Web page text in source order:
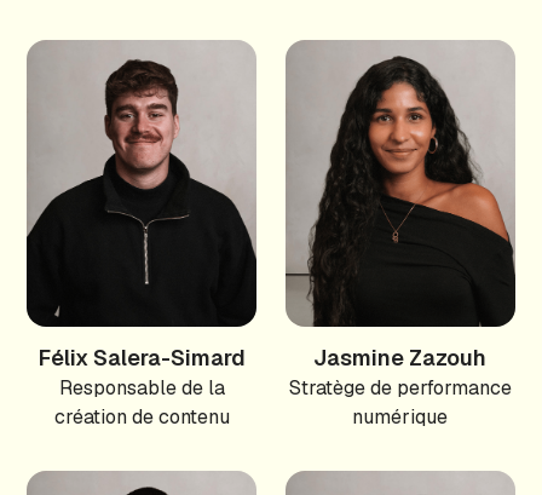
Félix Salera-Simard
Responsable de la
création de contenu
Jasmine Zazouh
Stratège de performance
numérique